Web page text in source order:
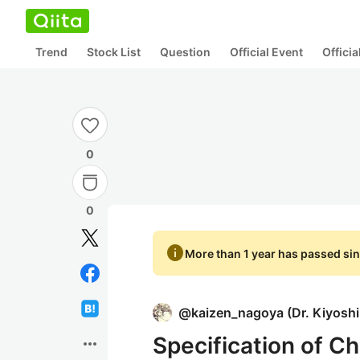
Trend Stock List Question Official Event
0
0
more_horiz
infoMore than 1 year has passed
@kaizen_nagoya (Dr.
Specification of